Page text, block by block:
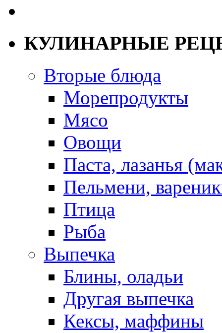
КУЛИНАРНЫЕ
Вторые блюда
Морепродукты
Мясо
Овощи
Паста, лазанья
Пельмени,
Птица
Рыба
Выпечка
Блины, оладьи
Другая выпечка
Кексы, маффины